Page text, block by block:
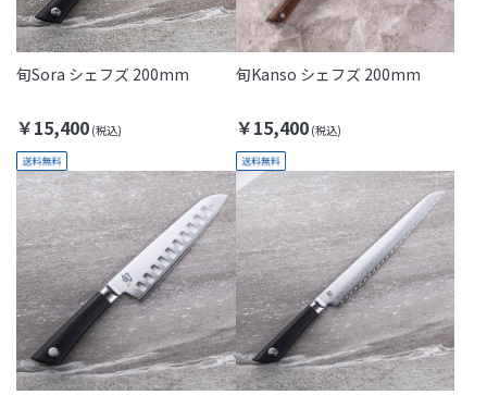
旬Sora シェフズ 200mm
￥15,400
旬Kanso シェフズ 200mm
￥15,400